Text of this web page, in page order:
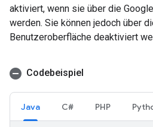
aktiviert, wenn sie über die
werden. Sie können jedoch über
Benutzeroberfläche deaktiviert
Codebeispiel
Java C# PHP